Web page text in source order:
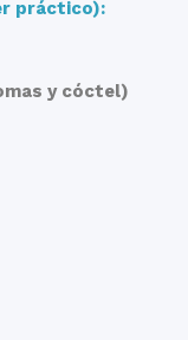
práctico):
y cóctel)